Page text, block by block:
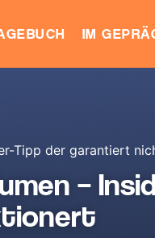
IM
Tipp der garantiert
–